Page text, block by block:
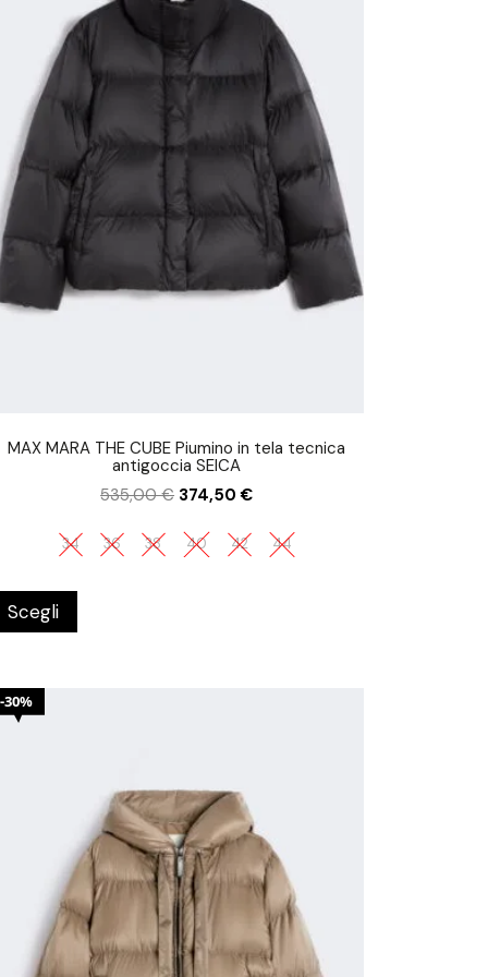
MAX MARA THE CUBE Piumino in tela tecnica
antigoccia SEICA
535,00€ 374,50€
34 36 38 40 42 44
Scegli
30%